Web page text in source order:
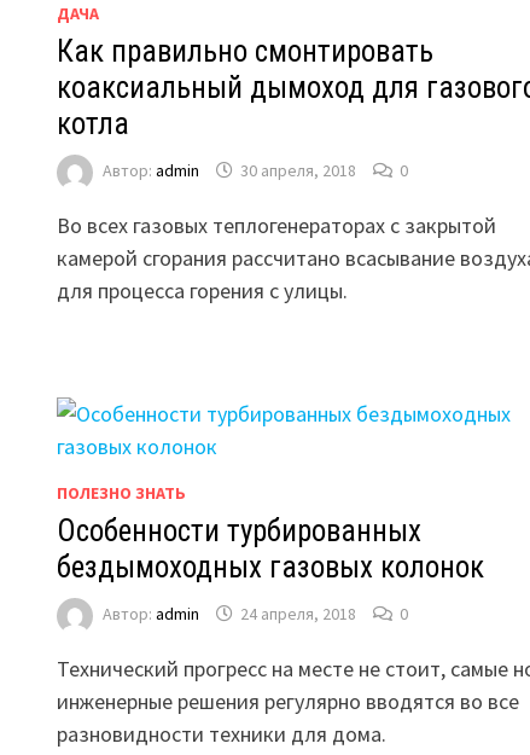
ДАЧА
Как правильно смонтировать
коаксиальный дымоход для
котла
Автор: admin 30 апреля, 2018 0
Во всех газовых теплогенераторах с закрытой
камерой сгорания рассчитано всасывание
для процесса горения с улицы.
ПОЛЕЗНО ЗНАТЬ
Особенности турбированных
бездымоходных газовых колонок
Автор: admin 24 апреля, 2018 0
Технический прогресс на месте не стоит, самые
инженерные решения регулярно вводятся во все
разновидности техники для дома.